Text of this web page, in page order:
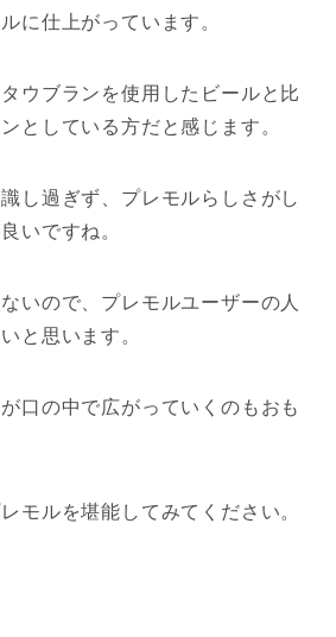
に仕上がっています。
ウブランを使用したビールと比
としている方だと感じます。
し過ぎず、プレモルらしさがし
いですね。
いので、プレモルユーザーの人
と思います。
口の中で広がっていくのもおも
モルを堪能してみてください。